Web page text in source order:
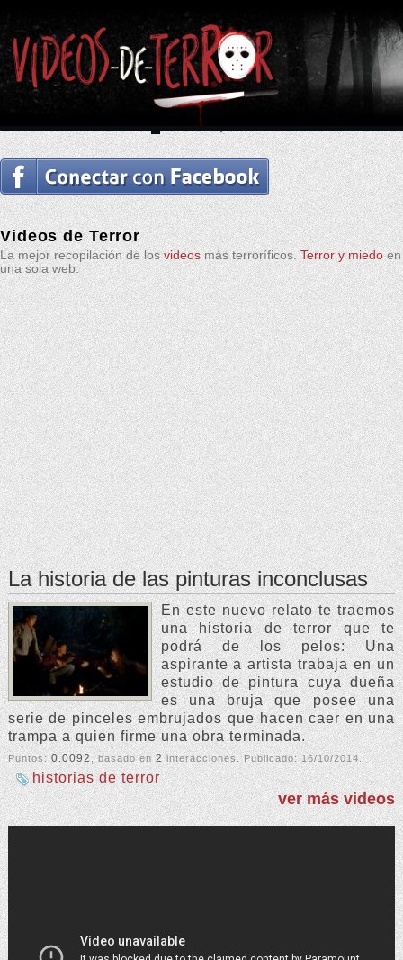
Videos de Terror
La mejor recopilación de losvideosmás terroríficos.Terror y miedoen
una sola web.
La historia de las pinturas inconclusas
En este nuevo relato te traemos
una historia de terror que te
podrá de los pelos: Una
aspirante a artista trabaja en un
estudio de pintura cuya dueña
es una bruja que posee una
serie de pinceles embrujados que hacen caer en una
trampa a quien firme una obra terminada.
Puntos:0.0092, basado en2interacciones. Publicado:16/10/2014.
historias de terror
ver más videos